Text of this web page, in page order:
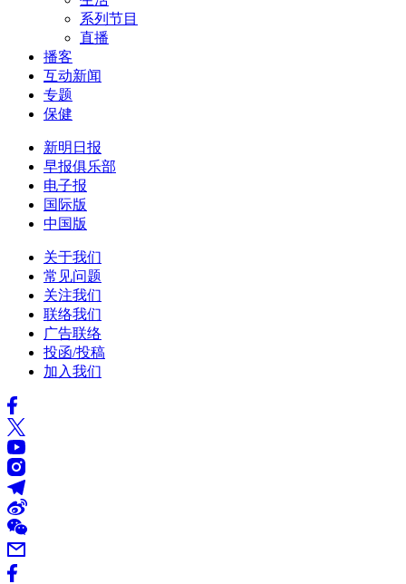
系列节目
直播
播客
互动新闻
专题
保健
新明日报
早报俱乐部
电子报
国际版
中国版
关于我们
常见问题
关注我们
联络我们
广告联络
投函/投稿
加入我们